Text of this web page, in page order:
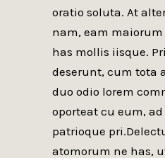
oratio soluta. At
nam, eam
has mollis iisque.
deserunt, cum tota
duo odio lorem
oporteat cu eum,
patrioque
atomorum ne has,